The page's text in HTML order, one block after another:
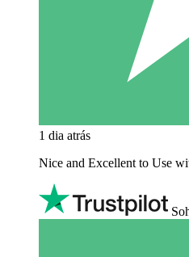
1 dia atrás
Nice and Excellent to Use